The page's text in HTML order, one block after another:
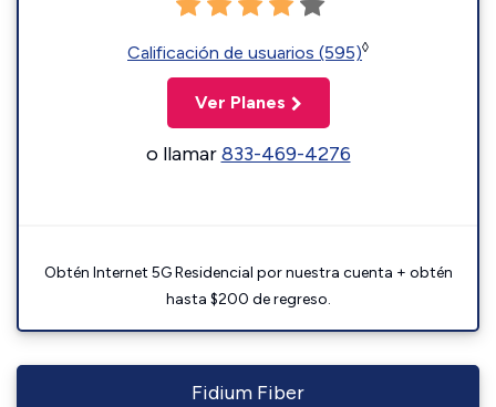
Calificación de usuarios (595)◊
Ver Planes
o llamar833-469-4276
Obtén Internet 5G Residencial por nuestra cuenta + obtén
hasta $200 de regreso.
Fidium Fiber